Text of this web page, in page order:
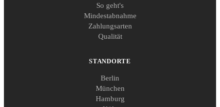
So geht's
Mindestabnahme
Zahlungsarten
Qualität
STANDORTE
Berlin
München
Hamburg